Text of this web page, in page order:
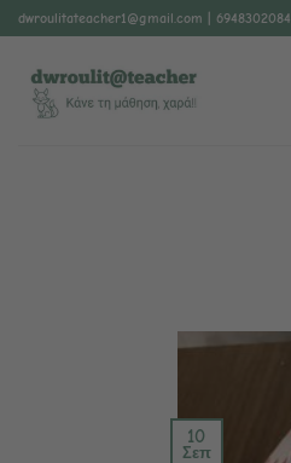
Μετάβαση
στο
περιεχόμενο
dwroulitateacher1@gmail.com | 6948302084
10
Σεπ